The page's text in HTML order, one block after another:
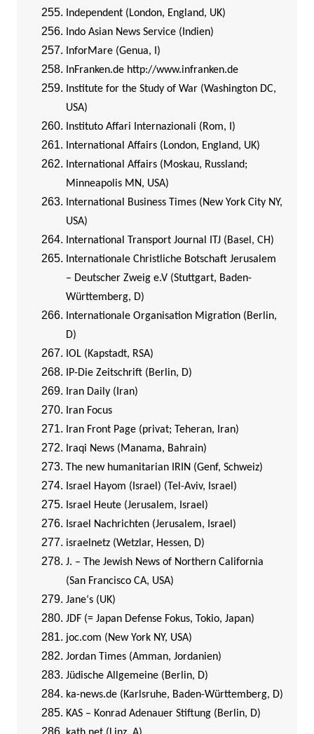
Independent (London, England, UK)
Indo Asian News Service (Indien)
InforMare (Genua, I)
InFranken.de http://www.infranken.de
Institute for the Study of War (Washington DC,
USA)
Instituto Affari Internazionali (Rom, I)
International Affairs (London, England, UK)
International Affairs (Moskau, Russland;
Minneapolis MN, USA)
International Business Times (New York City NY,
USA)
International Transport Journal ITJ (Basel, CH)
Internationale Christliche Botschaft Jerusalem
– Deutscher Zweig e.V (Stuttgart, Baden-
Württemberg, D)
Internationale Organisation Migration (Berlin,
D)
IOL (Kapstadt, RSA)
IP-Die Zeitschrift (Berlin, D)
ran Daily (Iran)
Iran Focus
Iran Front Page (privat; Teheran, Iran)
Iraqi News (Manama, Bahrain)
The new humanitarian IRIN (Genf, Schweiz)
Israel Hayom (Israel) (Tel-Aviv, Israel)
Israel Heute (Jerusalem, Israel)
Israel Nachrichten (Jerusalem, Israel)
israelnetz (Wetzlar, Hessen, D)
J. – The Jewish News of Northern California
(San Francisco CA, USA)
Jane‘s (UK)
JDF (= Japan Defense Fokus, Tokio, Japan)
joc.com (New York NY, USA)
Jordan Times (Amman, Jordanien)
Jüdische Allgemeine (Berlin, D)
ka-news.de (Karlsruhe, Baden-Württemberg, D)
KAS – Konrad Adenauer Stiftung (Berlin, D)